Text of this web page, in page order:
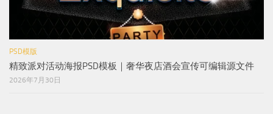
PSD模版
精致派对活动海报PSD模板｜奢华夜店酒会宣传可编辑源文件
2026年7月30日